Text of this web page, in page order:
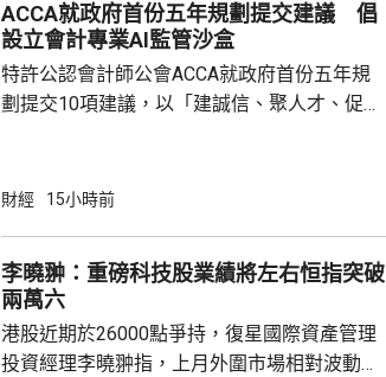
面對龐大開支及工程風險，業主之一、亞洲博
覽館前行政總裁哈永安獲推選成立專責小組，
歷時3年研究...
ACCA就政府首份五年規劃提交建議 倡
設立會計專業AI監管沙盒
特許公認會計師公會ACCA就政府首份五年規
劃提交10項建議，以「建誠信、聚人才、促轉
國際金融中心定位、綠色經濟擴容及財會專業
立跨部門工作小組，聯同其他專業組織共同制
定「會計專業及財務管理AI應用通則」，並同
步設立「科技專業服務監管沙盒...
財經 15小時前
李曉翀：重磅科技股業績將左右恒指突破
兩萬六
港股近期於26000點爭持，復星國際資產管理
投資經理李曉翀指，上月外圍市場相對波動，